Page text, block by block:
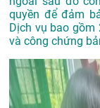
quyền để đảm
Dịch vụ bao
và công chứng